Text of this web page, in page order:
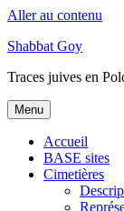
Aller au contenu
Shabbat Goy
Traces juives en
Menu
Accueil
BASE sites
Cimetières